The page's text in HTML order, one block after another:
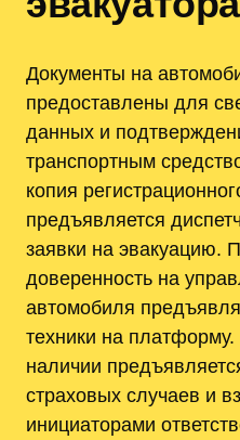
Документы на
предоставлены для
данных и
транспортным
копия
предъявляется
заявки на эвакуацию.
доверенность на
автомобиля
техники на
наличии
страховых случаев и
инициаторами